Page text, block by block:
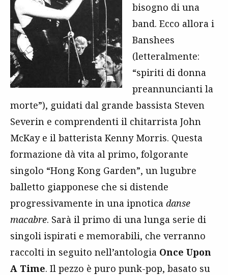
bisogno di una
band. Ecco allora i
Banshees
(letteralmente:
“spiriti di donna
preannuncianti la
morte”), guidati dal grande bassista Steven
Severin e comprendenti il chitarrista John
McKay e il batterista Kenny Morris. Questa
formazione dà vita al primo, folgorante
singolo “Hong Kong Garden”, un lugubre
balletto giapponese che si distende
progressivamente in una ipnotica danse
macabre. Sarà il primo di una lunga serie di
singoli ispirati e memorabili, che verranno
raccolti in seguito nell’antologia Once Upon
A Time. Il pezzo è puro punk-pop, basato su